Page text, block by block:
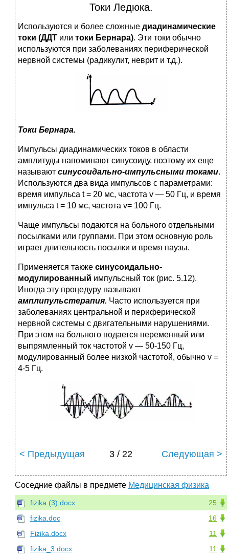
Токи Ледюка.
Используются и более сложные диадинамические
токи (ДДТ или токи Бернара). Эти токи обычно
используются при заболеваниях перифе­рической
нервной системы (радикулит, неврит и т.д.).
Токи Бернара.
Импульсы диадинамических токов в области
амплитуды напоминают си­нусоиду, поэтому их еще
называют синусоидально-импульсными токами.
Ис­пользуются два вида импульсов с параметрами:
время импульса t = 20 мс, час­тота v — 50 Гц, и время
импульса t = 10 мс, частота v= 100 Гц.
Чаще импульсы подаются на больного отдельными
посылками или груп­пами. При этом основную роль
играет длительность посылки и время паузы.
Применяется также синусоидально-
модулированный импульсный ток (рис. 5.12).
Иногда эту процедуру называют
амплипульстерапия. Часто ис­пользуется при
заболеваниях центральной и периферической
нервной системы с двигательными нарушениями.
При этом на больного подается переменный или
выпрямленный ток частотой v — 50-150 Гц,
модулированный более низкой частотой, обычно v =
4-5 Гц.
< Предыдущая 3 / 22 Следующая >
Соседние файлы в предмете Медицинская физика
25
fizika (3).docx
16
fizika.doc
11
Fizika.docx
11
fizika_3.docx